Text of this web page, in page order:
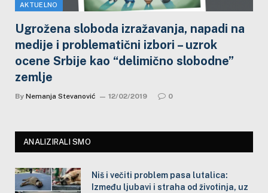
AKTUELNO
Ugrožena sloboda izražavanja, napadi na
medije i problematični izbori – uzrok
ocene Srbije kao “delimično slobodne”
zemlje
By Nemanja Stevanović 12/02/2019 0
ANALIZIRALI SMO
Niš i večiti problem pasa lutalica:
Između ljubavi i straha od životinja, uz